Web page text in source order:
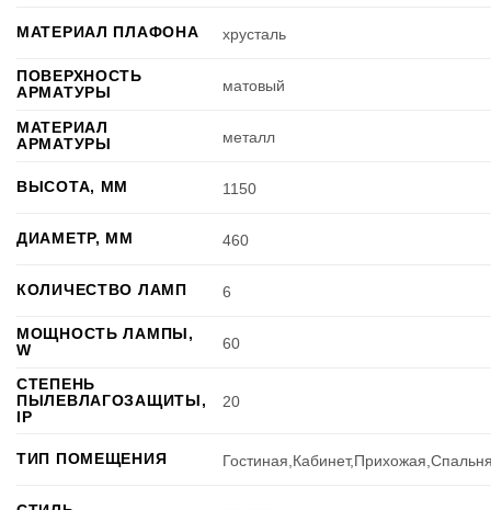
МАТЕРИАЛ ПЛАФОНА хрусталь
ПОВЕРХНОСТЬ
АРМАТУРЫ
матовый
МАТЕРИАЛ
АРМАТУРЫ
металл
ВЫСОТА, ММ 1150
ДИАМЕТР, ММ 460
КОЛИЧЕСТВО ЛАМП 6
МОЩНОСТЬ ЛАМПЫ,
W
60
СТЕПЕНЬ
ПЫЛЕВЛАГОЗАЩИТЫ,
IP
20
ТИП ПОМЕЩЕНИЯ